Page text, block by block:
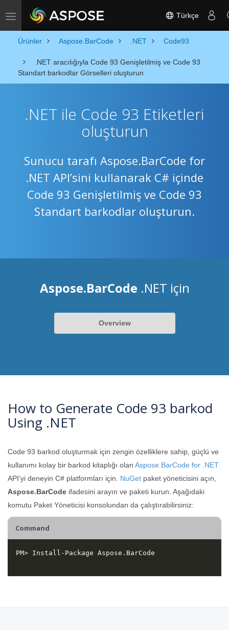
Toggle navigation Türkçe
Ürünler Aspose.BarCode .NET Code93
.NET aracılığıyla Code 93 Genişletilmiş ve Code 93
Standart barkodlar Görselleri oluşturun
.NET ile Code 93 Etiketleri
oluşturun
Sunucu tarafı Aspose.BarCode for
.NET API’sini kullanarak C# içinde
Code 93 Genişletilmiş ve Code 93
Standart barkodlar oluşturun.
Aspose.BarCode .NET için
Overview
How to Generate Code 93 barkod
Using .NET
Code 93 barkod oluşturmak için zengin özelliklere sahip, güçlü ve
kullanımı kolay bir barkod kitaplığı olan Aspose.BarCode for .NET
API’yi deneyin C# platformları için. NuGet paket yöneticisini açın,
Aspose.BarCode ifadesini arayın ve paketi kurun. Aşağıdaki
komutu Paket Yöneticisi konsolundan da çalıştırabilirsiniz:
Command